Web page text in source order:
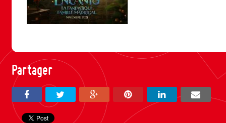
Partager